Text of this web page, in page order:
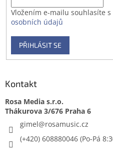
Vložením e-mailu souhlasíte s
osobních údajů
PŘIHLÁSIT SE
Kontakt
Rosa Media s.r.o.
gimel@rosamusic.cz
(+420) 608880046